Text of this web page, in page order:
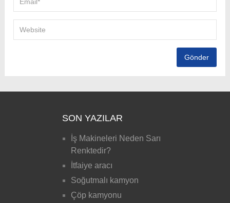
SON YAZILAR
İş Makineleri Neden Sarı
Renktedir?
İtfaiye aracı
Soğutmalı kamyon
Çöp kamyonu